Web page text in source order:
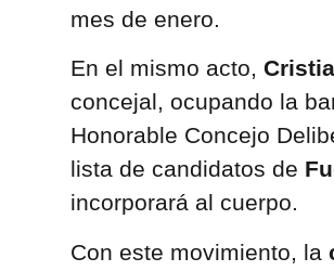
mes de enero.
En el mismo acto,
concejal, ocupando la
Honorable Concejo
lista de candidatos de
incorporará al cuerpo.
Con este movimiento, la